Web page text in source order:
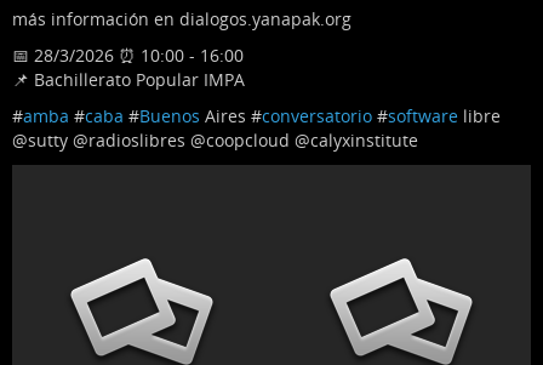
más información en dialogos.yanapak.org
📅 28/3/2026 ⏰️ 10:00 - 16:00
📌 Bachillerato Popular IMPA
#amba #caba #Buenos Aires #conversatorio #software libre
@sutty @radioslibres @coopcloud @calyxinstitute